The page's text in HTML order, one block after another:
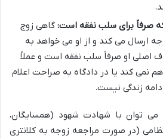
صرفاً برای سلب نفقه است: گاهی زوج
ارسال می کند و از او می خواهد به
اصلی او صرفاً سلب نفقه است و عملاً
نمی کند یا در دادگاه به صراحت اعلام
زندگی نیست.
می توان با شهادت شهود (همسایگان،
(در صورت مراجعه زوجه به کلانتری